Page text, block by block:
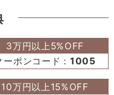
3万円以上5%OFF
ーポンコード：1005
10万円以上15%OFF